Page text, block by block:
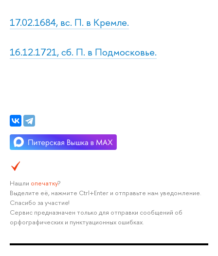
17.02.1684, вс. П. в Кремле.
16.12.1721, сб. П. в Подмосковье.
Нашли опечатку?
Выделите её, нажмите Ctrl+Enter и отправьте нам уведомление.
Спасибо за участие!
Сервис предназначен только для отправки сообщений об
орфографических и пунктуационных ошибках.